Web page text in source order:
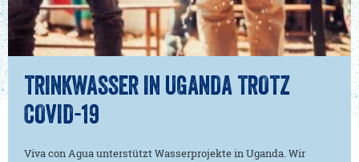
TRINKWASSER IN UGANDA TROTZ
COVID-19
Viva con Agua unterstützt Wasserprojekte in Uganda. Wir